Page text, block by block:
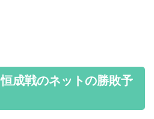
成戦のネットの勝敗予